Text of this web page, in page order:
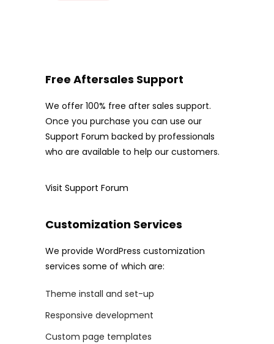
Free Aftersales Support
We offer 100% free after sales support.
Once you purchase you can use our
Support Forum backed by professionals
who are available to help our customers.
Visit Support Forum
Customization Services
We provide WordPress customization
services some of which are:
Theme install and set-up
Responsive development
Custom page templates